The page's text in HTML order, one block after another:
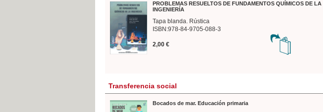
PROBLEMAS RESUELTOS DE FUNDAMENTOS QUÍMICOS DE LA
INGENIERÍA
Tapa blanda. Rústica
ISBN:978-84-9705-088-3
2,00 €
Transferencia social
Bocados de mar. Educación primaria